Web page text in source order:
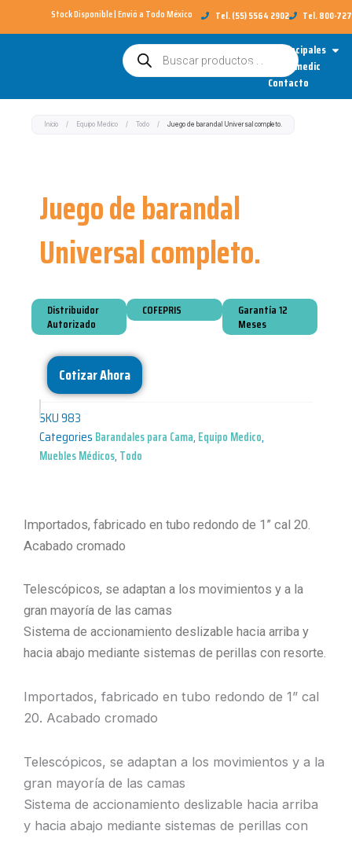
al
Stock Disponible | Envió a Todo México​ Tel. (55) 5564 2902 Tel. 800-
Búsqueda
de
productos
Categorías Principales
Sobre Redimedic
Contacto
Inicio / Equipo Medico / Todo / Juego de barandal Universal completo.
Juego de barandal
Universal completo.
Distribuidor
Autorizado
COFEPRIS
Garantía 12
Meses
Cotizar Ahora
SKU983
Categories Barandales para Cama, Equipo Medico,
Muebles Médicos, Todo
Importados, fabricado en tubo redondo de 1” cal 20.
Acabado cromado
Telescópicos, se adaptan a los movimientos y a la
gran mayoría de las camas
Sistema de accionamiento deslizable hacia arriba y
hacia abajo mediante sistemas de perillas con resorte.
Importados, fabricado en tubo redondo de 1” cal
20. Acabado cromado
Telescópicos, se adaptan a los movimientos y a la
gran mayoría de las camas
Sistema de accionamiento deslizable hacia arriba
y hacia abajo mediante sistemas de perillas con